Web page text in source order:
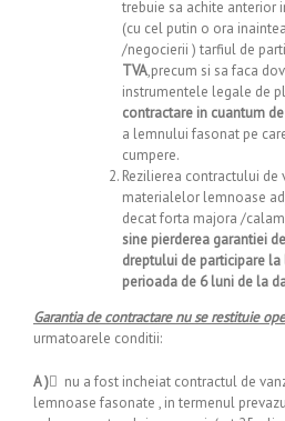
trebuie sa achite anterior
(cu cel putin o ora
/negocierii ) tarfiul de
TVA,precum si sa faca
instrumentele legale de
contractare in cuantum
a lemnului fasonat pe
cumpere.
Rezilierea contractului de
materialelor lemnoase
decat forta majora /
sine pierderea garantiei
dreptului de participare
perioada de 6 luni de la
Garantia de contractare nu se restituie
urmatoarele conditii:
A ) nu a fost incheiat contractul de
lemnoase fasonate , in termenul